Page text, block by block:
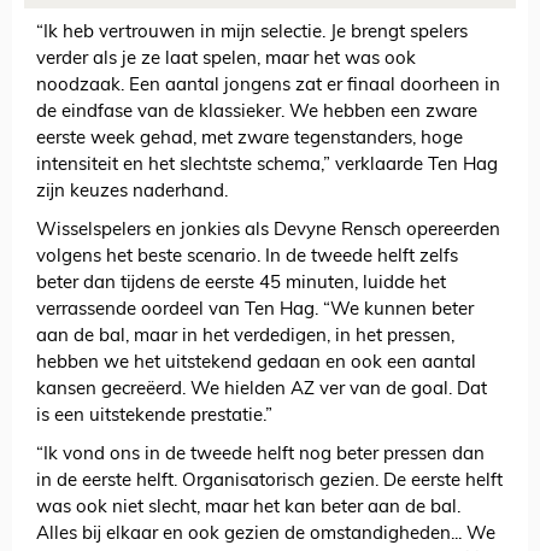
“Ik heb vertrouwen in mijn selectie. Je brengt spelers
verder als je ze laat spelen, maar het was ook
noodzaak. Een aantal jongens zat er finaal doorheen in
de eindfase van de klassieker. We hebben een zware
eerste week gehad, met zware tegenstanders, hoge
intensiteit en het slechtste schema,” verklaarde Ten Hag
zijn keuzes naderhand.
Wisselspelers en jonkies als Devyne Rensch opereerden
volgens het beste scenario. In de tweede helft zelfs
beter dan tijdens de eerste 45 minuten, luidde het
verrassende oordeel van Ten Hag. “We kunnen beter
aan de bal, maar in het verdedigen, in het pressen,
hebben we het uitstekend gedaan en ook een aantal
kansen gecreëerd. We hielden AZ ver van de goal. Dat
is een uitstekende prestatie.”
“Ik vond ons in de tweede helft nog beter pressen dan
in de eerste helft. Organisatorisch gezien. De eerste helft
was ook niet slecht, maar het kan beter aan de bal.
Alles bij elkaar en ook gezien de omstandigheden... We